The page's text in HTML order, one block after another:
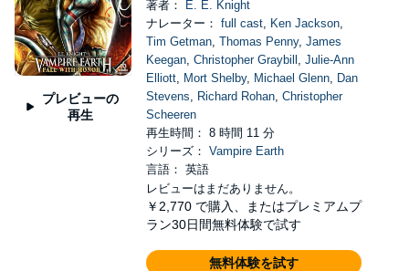
プレビューの
再生
著者：
E. E. Knight
ナレーター： full cast, Ken Jackson,
Tim Getman, Thomas Penny, James
Keegan, Christopher Graybill , Julie-Ann
Elliott, Mort Shelby, Michael Glenn, Dan
Stevens, Richard Rohan, Christopher
Scheeren
再生時間： 8 時間 11 分
シリーズ： Vampire Earth
言語： 英語
レビューはまだありません。
￥2,770 で購入、またはプレミアムプ
ラン30日間無料体験で試す
無料体験を試す